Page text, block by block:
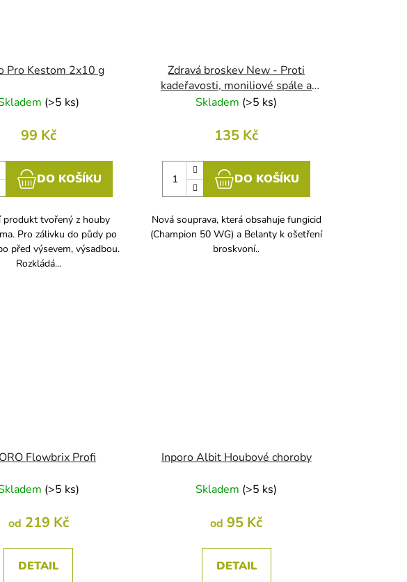
Pro Kestom 2x10 g
(>5 ks)
99 Kč
DO KOŠÍKU
produkt tvořený z houby
Pro zálivku do půdy po
před výsevem, výsadbou.
Rozkládá...
Zdravá broskev New - Proti
kadeřavosti, moniliové spále a
hnilobě broskvoní
Skladem (>5 ks)
135 Kč
DO KOŠÍKU
Nová souprava, která obsahuje fungicid
(Champion 50 WG) a Belanty k ošetření
broskvoní..
Flowbrix Profi
(>5 ks)
od 219 Kč
DETAIL
Inporo Albit Houbové choroby
Skladem (>5 ks)
od 95 Kč
DETAIL